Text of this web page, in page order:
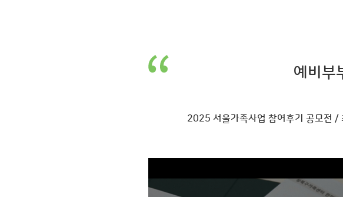
예비부
2025 서울가족사업 참여후기 공모전 /